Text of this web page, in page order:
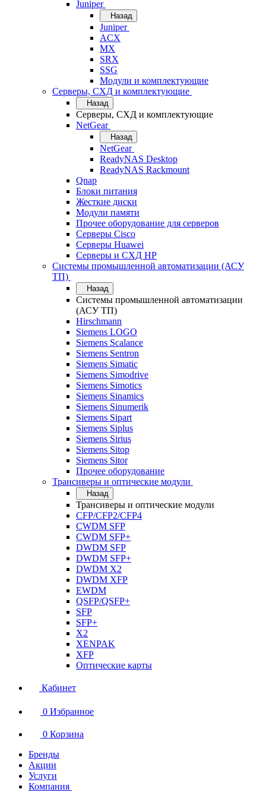
Juniper
Назад
Juniper
ACX
MX
SRX
SSG
Модули и комплектующие
Серверы, СХД и комплектующие
Назад
Серверы, СХД и комплектующие
NetGear
Назад
NetGear
ReadyNAS Desktop
ReadyNAS Rackmount
Qnap
Блоки питания
Жесткие диски
Модули памяти
Прочее оборудование для серверов
Серверы Cisco
Серверы Huawei
Серверы и СХД HP
Системы промышленной автоматизации (АСУ
ТП)
Назад
Системы промышленной автоматизации
(АСУ ТП)
Hirschmann
Siemens LOGO
Siemens Scalance
Siemens Sentron
Siemens Simatic
Siemens Simodrive
Siemens Simotics
Siemens Sinamics
Siemens Sinumerik
Siemens Sipart
Siemens Siplus
Siemens Sirius
Siemens Sitop
Siemens Sitor
Прочее оборудование
Трансиверы и оптические модули
Назад
Трансиверы и оптические модули
CFP/CFP2/CFP4
CWDM SFP
CWDM SFP+
DWDM SFP
DWDM SFP+
DWDM X2
DWDM XFP
EWDM
QSFP/QSFP+
SFP
SFP+
X2
XENPAK
XFP
Оптические карты
Кабинет
0 Избранное
0 Корзина
Бренды
Акции
Услуги
Компания